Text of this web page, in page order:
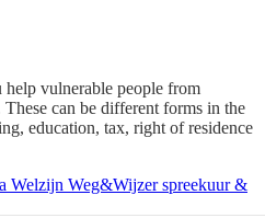
vulnerable people from
can be different forms in the
education, tax, right of residence
Welzijn Weg&Wijzer spreekuur &